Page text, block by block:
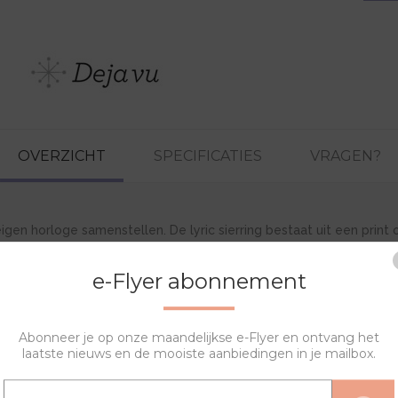
OVERZICHT SPECIFICATIES VRAGEN?
horloge samenstellen. De lyric sierring bestaat uit een
GERELATEERDE PRODUCTEN
e-Flyer abonnement
Abonneer je op onze maandelijkse e-Flyer en ontvang het
laatste nieuws en de mooiste aanbiedingen in je mailbox.